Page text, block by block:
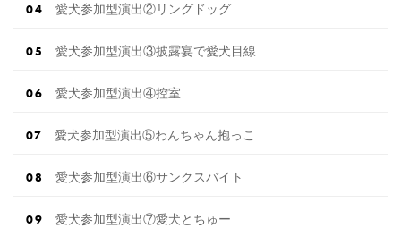
愛犬参加型演出②リングドッグ
愛犬参加型演出③披露宴で愛犬目線
愛犬参加型演出④控室
愛犬参加型演出⑤わんちゃん抱っこ
愛犬参加型演出⑥サンクスバイト
愛犬参加型演出⑦愛犬とちゅー